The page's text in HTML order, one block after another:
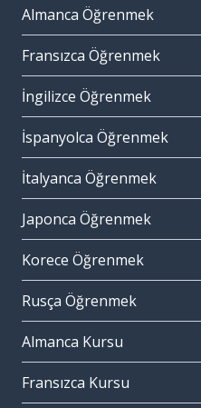
Almanca Öğrenmek
Fransızca Öğrenmek
İngilizce Öğrenmek
İspanyolca Öğrenmek
İtalyanca Öğrenmek
Japonca Öğrenmek
Korece Öğrenmek
Rusça Öğrenmek
Almanca Kursu
Fransızca Kursu